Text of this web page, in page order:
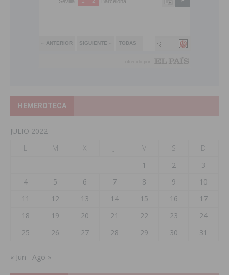
HEMEROTECA
JULIO 2022
L
M X J V S
D
1
2
3
4
5 6 7 8 9
10
11
12 13 14 15 16
17
18
19 20 21 22 23
24
25
26 27 28 29 30 31
« Jun Ago »